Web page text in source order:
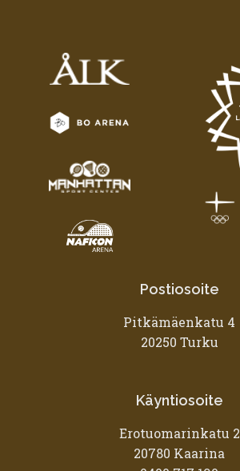
Postiosoite
Pitkämäenkatu 4
20250 Turku
Käyntiosoite
Erotuomarinkatu 2
20780 Kaarina